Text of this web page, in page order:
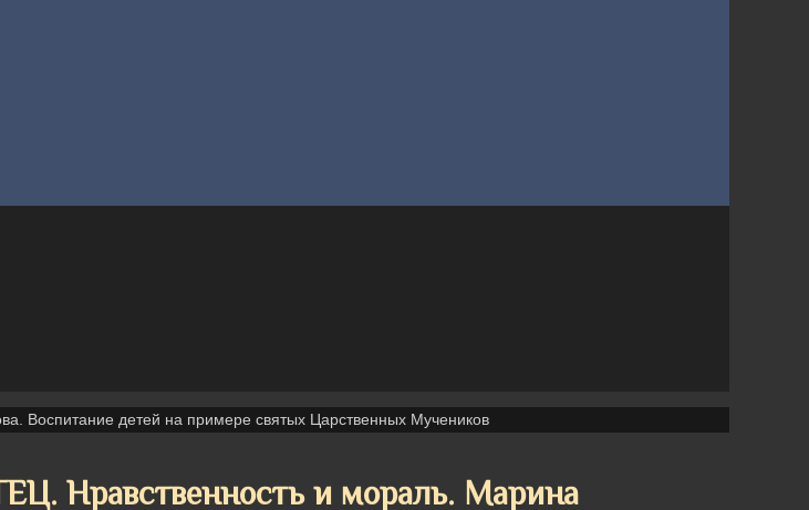
Воспитание детей на примере святых Царственных Мучеников
Нравственность и мораль. Марина